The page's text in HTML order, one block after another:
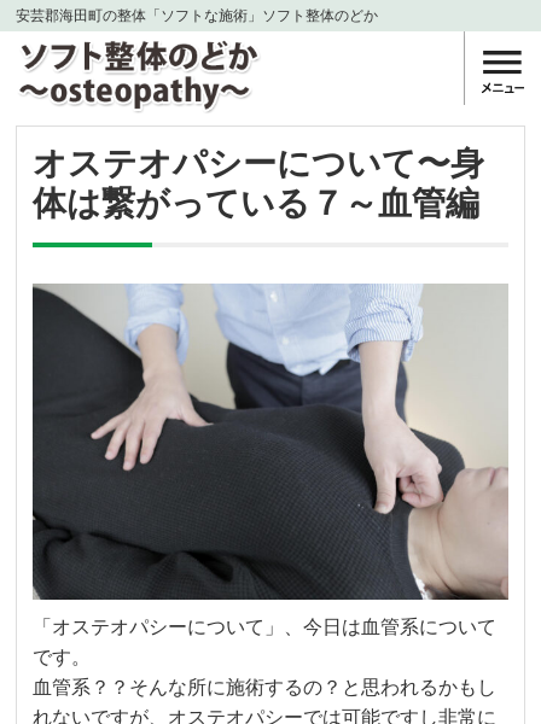
安芸郡海田町の整体「ソフトな施術」ソフト整体のどか
オステオパシーについて〜身
体は繋がっている７～血管編
「オステオパシーについて」、今日は血管系について
です。
血管系？？そんな所に施術するの？と思われるかもし
れないですが、オステオパシーでは可能ですし非常に